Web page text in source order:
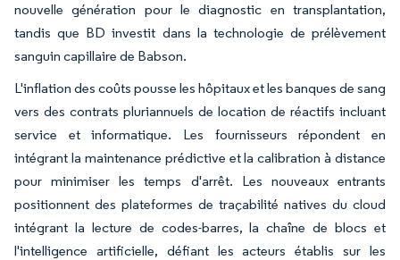
nouvelle génération pour le diagnostic en transplantation,
tandis que BD investit dans la technologie de prélèvement
sanguin capillaire de Babson.
L'inflation des coûts pousse les hôpitaux et les banques de sang
vers des contrats pluriannuels de location de réactifs incluant
service et informatique. Les fournisseurs répondent en
intégrant la maintenance prédictive et la calibration à distance
pour minimiser les temps d'arrêt. Les nouveaux entrants
positionnent des plateformes de traçabilité natives du cloud
intégrant la lecture de codes-barres, la chaîne de blocs et
l'intelligence artificielle, défiant les acteurs établis sur les